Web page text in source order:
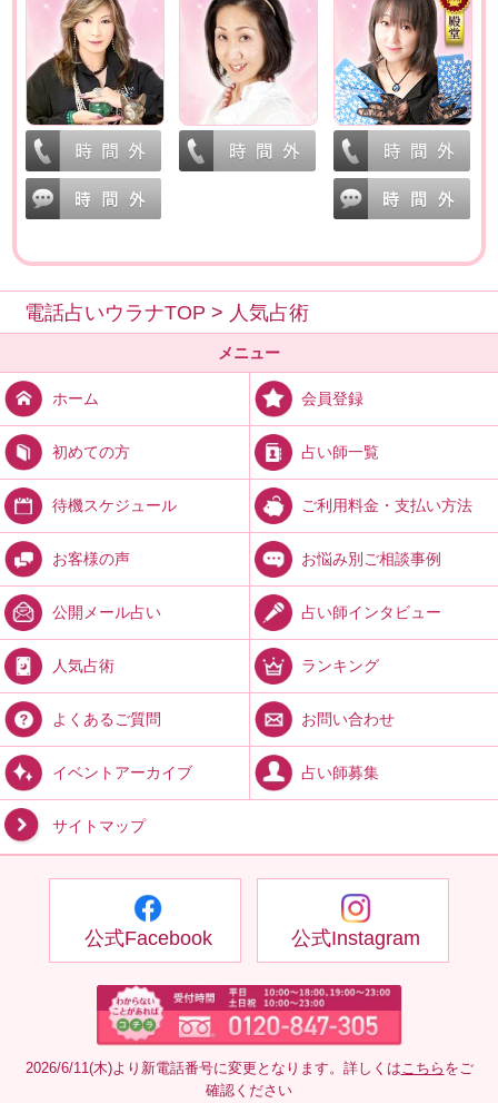
電話占いウラナTOP > 人気占術
メニュー
ホーム 会員登録
初めての方 占い師一覧
待機スケジュール ご利用料金・支払い方法
お客様の声 お悩み別ご相談事例
公開メール占い 占い師インタビュー
人気占術 ランキング
よくあるご質問 お問い合わせ
イベントアーカイブ 占い師募集
サイトマップ
公式Facebook 公式Instagram
2026/6/11(木)より新電話番号に変更となります。詳しくは こちら をご
確認ください